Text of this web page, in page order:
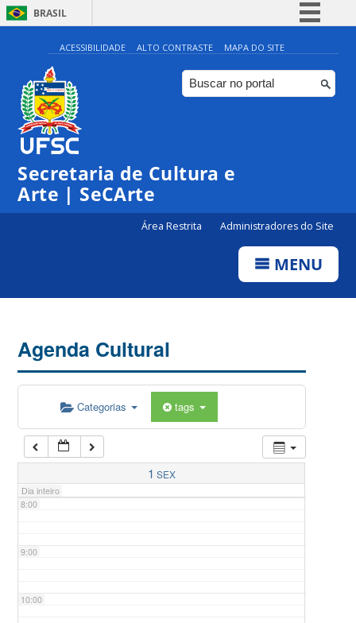
BRASIL
Simplifique!
Comunica BR
Participe
ACESSIBILIDADE ALTO CONTRASTE MAPA DO SITE
Secretaria de Cultura e
Arte | SeCArte
Área Restrita Administradores do Site
MENU
Agenda Cultural
Categorias tags
1 SEX
Dia inteiro
0:00
1:00
5:00
7:00
8:00
9:00
10:00